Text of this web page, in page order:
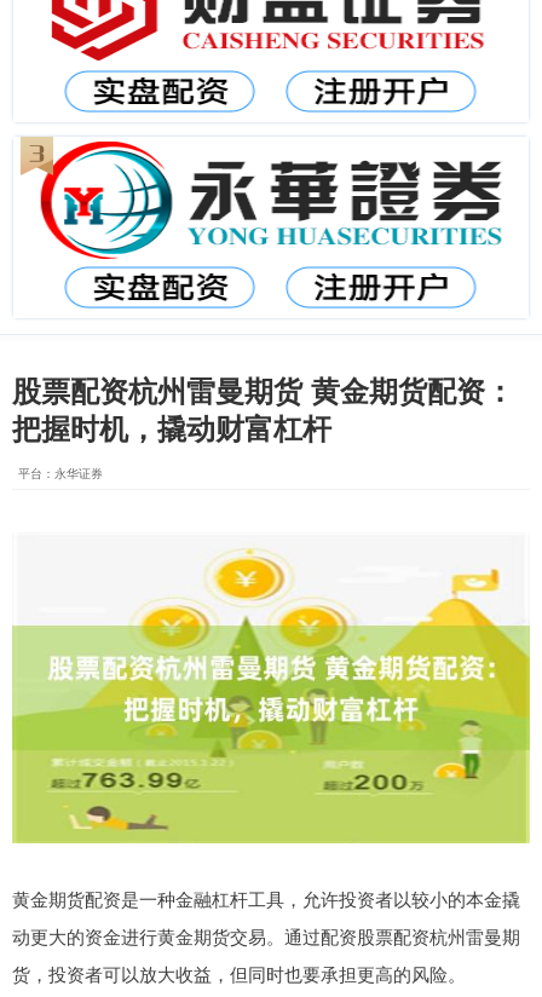
股票配资杭州雷曼期货 黄金期货配资：
把握时机，撬动财富杠杆
平台：永华证券
黄金期货配资是一种金融杠杆工具，允许投资者以较小的本金撬
动更大的资金进行黄金期货交易。通过配资股票配资杭州雷曼期
货，投资者可以放大收益，但同时也要承担更高的风险。